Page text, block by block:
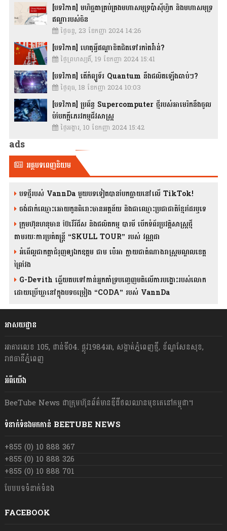
[បទវិភាគ] មហិច្ឆតាគ្រប់គ្រងមហាសមុទ្រប៉ាស៊ីហ្វិក និងមហាសមុទ្រ
ឥណ្ឌារបស់ចិន
ថ្ងៃចន្ទ, 23 ខែកញ្ញា 2024 14:26
[បទវិភាគ] ហេតុអ្វីឥណ្ឌាខិតជិតទៅរកតៃវ៉ាន់?
ថ្ងៃព្រហស្បតិ៍, 19 ខែកញ្ញា 2024 15:41
[បទវិភាគ] តើកំព្យូទ័រ Quantum នឹងផលិតឡើងឆាប់ៗ?
ថ្ងៃពុធ, 18 ខែកញ្ញា 2024 10:03
[បទវិភាគ] ប្រព័ន្ធ Supercomputer ថ្មីរបស់អាមេរិកនឹងចូល
បំបែកក្តីភេរវកម្មជីវសាស្រ្ត
ថ្ងៃអង្គារ, 10 ខែកញ្ញា 2024 15:42
ads
អត្ថបទពេញនិយម
បទថ្មីរបស់ VannDa មួយបទទៀតបានបែកធ្លាយនៅលើ TikTok!
ចង់ដាក់ឈ្មោះអោយកូនពិរោះមានអត្ថន័យ និងជាឈ្មោះប្រជាជាតិខ្មែរដែរឬទេ
ក្រុមហ៊ុនហនុមាន ប៊ែវើរីជីស និង​ផលិតកម្ម បារមី​ បើកទំព័រប្រវត្តិសាស្ត្រថ្មី
តាមរយៈការប្រគំតន្រ្តី “SKULL TOUR” របស់ វណ្ណដា
អំពើល្អជាកត្តាជំរុញឲ្យឯកឧត្តម ជាម ប៉េអា ក្លាយជាតំណាងរាស្ត្រមណ្ឌលខេត្ត
ព្រៃវែង
G-Devith ឆ្លើយតបទៅកាន់អ្នកគាំទ្របញ្ចេញមតិលើការបង្ហោះរបស់លោក
ដោយប្រើឃ្លានៅក្នុងបទចម្រៀង “CODA” រ​​​បស់ VannDa
អាសយដ្ឋាន
អាគារលេខ 105, ជាន់ទី04. ផ្លូវ1984អា, សង្កាត់ភ្នំពេញថ្មី, ខ័ណ្ឌសែនសុខ,
រាជធានីភ្នំពេញ
អំពីយើង
BeeTube News ជា​ក្រុមហ៊ុន​ព័ត៌មាន​ឌីជីថលឈាន​មុខ​គេ​នៅ​កម្ពុជា។
ទំនាក់ទំនងមកកាន់ BEETUBE NEWS
+855 (0) 10 888 367
+855 (0) 10 888 326
+855 (0) 10 888 701
បែបបទទំនាក់ទំនង
FACEBOOK